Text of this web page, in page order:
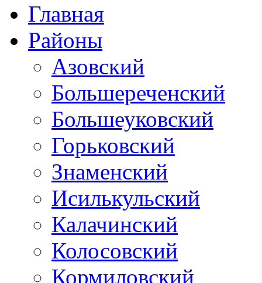
Главная
Районы
Азовский
Большереченский
Большеуковский
Горьковский
Знаменский
Исилькульский
Калачинский
Колосовский
Кормиловский